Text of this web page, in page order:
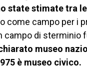
state stimate tra le
come campo per i
campo di sterminio
museo
è museo civico.